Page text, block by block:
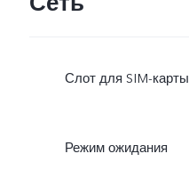
Слот для SIM-карты
Режим ожидания